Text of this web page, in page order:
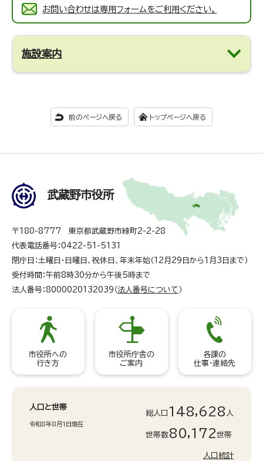
お問い合わせは専用フォームをご利用ください。
施設案内
前のページへ戻る トップページへ戻る
武蔵野市役所
〒180-8777 東京都武蔵野市緑町2-2-28
代表電話番号：0422-51-5131
閉庁日：土曜日・日曜日、祝休日、年末年始（12月29日から1月3日まで）
受付時間：午前8時30分から午後5時まで
法人番号：8000020132039（ 法人番号について ）
市役所への
行き方
市役所庁舎の
ご案内
各課の
仕事・連絡先
人口と世帯
令和8年8月1日現在
総人口 148,628 人
世帯数80,172世帯
人口統計